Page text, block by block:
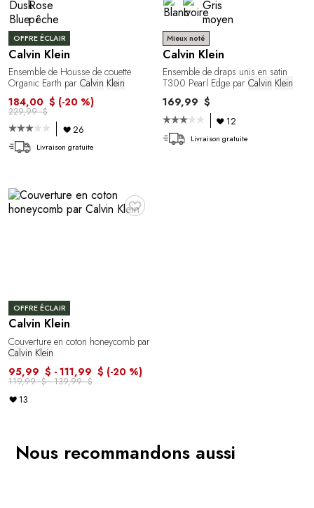
OFFRE ÉCLAIR
Calvin Klein
Ensemble de Housse de couette
Organic Earth par Calvin Klein
184,00 $ (-20 %)
229,99 $
26
Livraison gratuite
Mieux noté
Calvin Klein
Ensemble de draps unis en satin
T300 Pearl Edge par Calvin Klein
169,99 $
12
Livraison gratuite
♥
OFFRE ÉCLAIR
Calvin Klein
Couverture en coton honeycomb par
Calvin Klein
95,99 $ - 111,99 $ (-20 %)
119,99 $ - 139,99 $
13
Nous recommandons aussi